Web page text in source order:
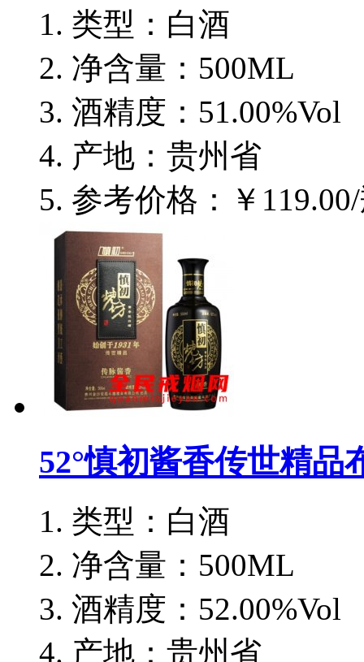
类型：白酒
净含量：500ML
酒精度：51.00%Vol
产地：贵州省
参考价格：￥
52°慎初酱香传世精品
类型：白酒
净含量：500ML
酒精度：52.00%Vol
产地：贵州省